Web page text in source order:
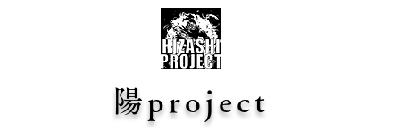
陽project